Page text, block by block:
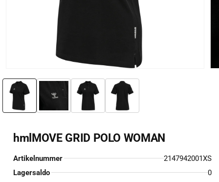
mediet
modalfönster
hmlMOVE GRID POLO WOMAN
Artikelnummer
2147942001XS
Lagersaldo
0